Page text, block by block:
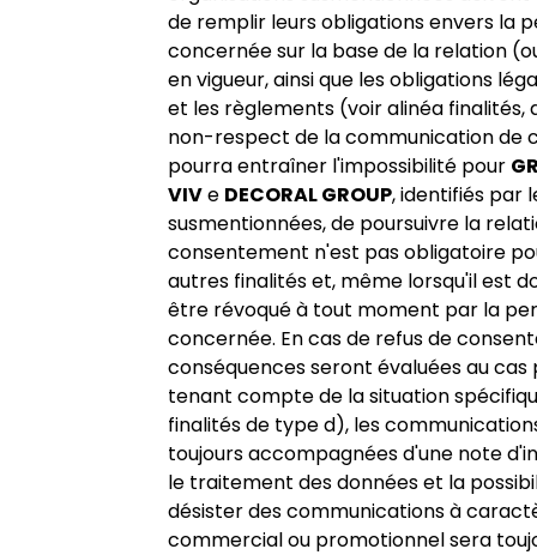
de remplir leurs obligations envers la
concernée sur la base de la relation
en vigueur, ainsi que les obligations
et les règlements (voir alinéa finalités,
non-respect de la communication de
pourra entraîner l'impossibilité pour
VIVe DECORAL GROUP, identifiés par
susmentionnées, de poursuivre la
consentement n'est pas obligatoire
autres finalités et, même lorsqu'il est
être révoqué à tout moment par la
concernée. En cas de refus de
conséquences seront évaluées au cas
tenant compte de la situation
finalités de type d), les
toujours accompagnées d'une note
le traitement des données et la
désister des communications à
commercial ou promotionnel sera